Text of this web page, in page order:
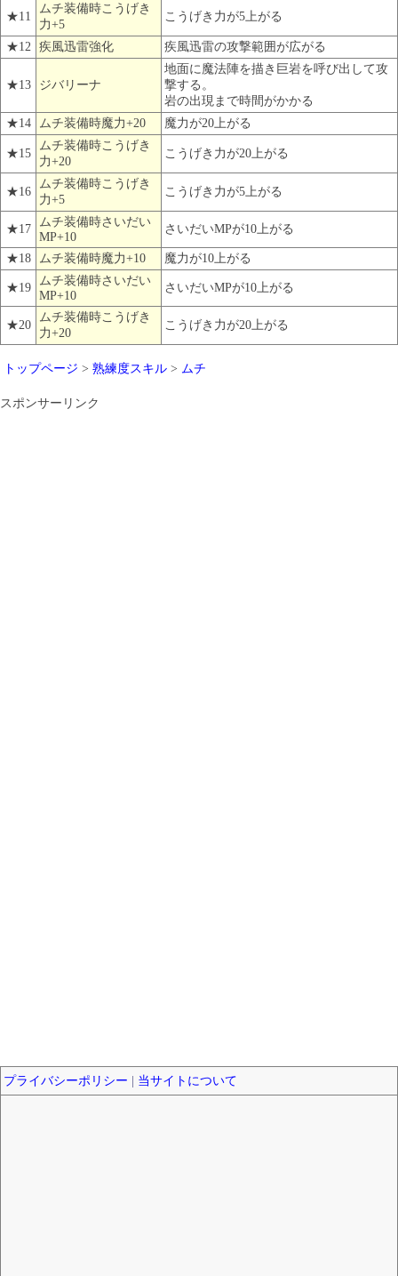
★11
ムチ装備時こうげき
力+5
こうげき力が5上がる
★12 疾風迅雷強化 疾風迅雷の攻撃範囲が広がる
★13 ジバリーナ
地面に魔法陣を描き巨岩を呼び出して攻
撃する。
岩の出現まで時間がかかる
★14
ムチ装備時魔力+20 魔力が20上がる
★15
ムチ装備時こうげき
力+20
こうげき力が20上がる
★16
ムチ装備時こうげき
力+5
こうげき力が5上がる
★17
ムチ装備時さいだい
MP+10
さいだいMPが10上がる
★18 ムチ装備時魔力+10 魔力が10上がる
★19
ムチ装備時さいだい
MP+10
さいだいMPが10上がる
★20
ムチ装備時こうげき
力+20
こうげき力が20上がる
トップページ > 熟練度スキル > ムチ
スポンサーリンク
プライバシーポリシー | 当サイトについて